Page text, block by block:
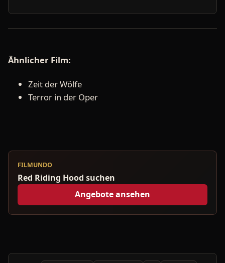
Ähnlicher Film:
Zeit der Wölfe
Terror in der Oper
FILMUNDO
Red Riding Hood suchen
Angebote ansehen